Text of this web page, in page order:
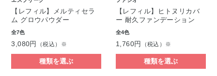
【レフィル】メルティセラ
ム グロウパウダー
全7色
3,080円 （税込）※
種類を選ぶ
【レフィル】ヒトヌリカバ
ー 耐久ファンデーション
全4色
1,760円 （税込）※
種類を選ぶ